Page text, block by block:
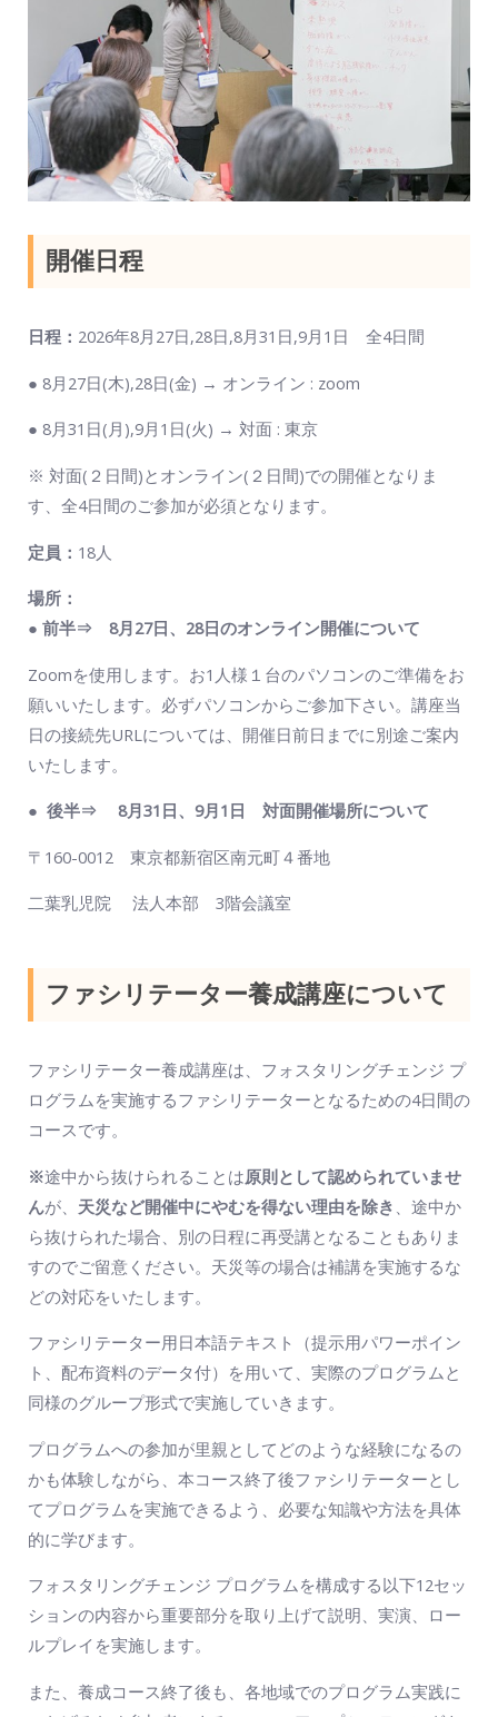
開催日程
日程： 2026年8月27日,28日,8月31日,9月1日 全4日間
● 8月27日(木),28日(金) → オンライン : zoom
● 8月31日(月),9月1日(火) → 対面 : 東京
※ 対面(２日間)とオンライン(２日間)での開催となりま
す、全4日間のご参加が必須となります。
定員： 18人
場所：
● 前半⇒ 8月27日、28日のオンライン開催について
Zoomを使用します。お1人様１台のパソコンのご準備をお
願いいたします。必ずパソコンからご参加下さい。講座当
日の接続先URLについては、開催日前日までに別途ご案内
いたします。
● 後半⇒ 8月31日、9月1日 対面開催場所について
〒160-0012 東京都新宿区南元町４番地
二葉乳児院 法人本部 3階会議室
ファシリテーター養成講座について
ファシリテーター養成講座は、フォスタリングチェンジ プ
ログラムを実施するファシリテーターとなるための4日間の
コースです。
※途中から抜けられることは原則として認められていませ
んが、 天災など開催中にやむを得ない理由を除き 、途中か
ら抜けられた場合、別の日程に再受講となることもありま
すのでご留意ください。天災等の場合は補講を実施するな
どの対応をいたします。
ファシリテーター用日本語テキスト（提示用パワーポイン
ト、配布資料のデータ付）を用いて、実際のプログラムと
同様のグループ形式で実施していきます。
プログラムへの参加が里親としてどのような経験になるの
かも体験しながら、本コース終了後ファシリテーターとし
てプログラムを実施できるよう、必要な知識や方法を具体
的に学びます。
フォスタリングチェンジ プログラムを構成する以下12セッ
ションの内容から重要部分を取り上げて説明、実演、ロー
ルプレイを実施します。
また、養成コース終了後も、各地域でのプログラム実践に